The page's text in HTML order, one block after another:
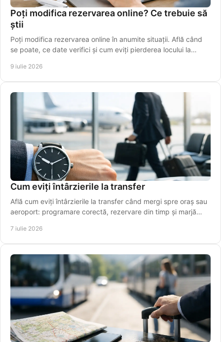
Poți modifica rezervarea online? Ce trebuie să
știi
Poți modifica rezervarea online în anumite situații. Află când
se poate, ce date verifici și cum eviți pierderea locului la
9 iulie 2026
Cum eviți întârzierile la transfer
Află cum eviți întârzierile la transfer când mergi spre oraș sau
aeroport: programare corectă, rezervare din timp și marjă
7 iulie 2026